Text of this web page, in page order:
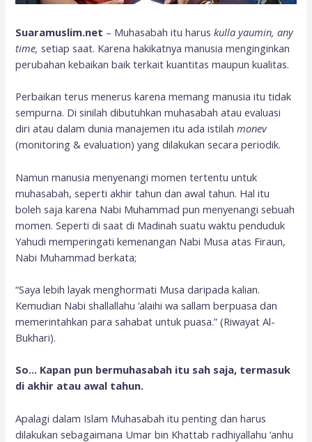
Suaramuslim.net – Muhasabah itu haruskulla yaumin, any
time, setiap saat. Karena hakikatnya manusia menginginkan
perubahan kebaikan baik terkait kuantitas maupun kualitas.
Perbaikan terus menerus karena memang manusia itu tidak
sempurna. Di sinilah dibutuhkan muhasabah atau evaluasi
diri atau dalam dunia manajemen itu ada istilahmonev
(monitoring & evaluation) yang dilakukan secara periodik.
Namun manusia menyenangi momen tertentu untuk
muhasabah, seperti akhir tahun dan awal tahun. Hal itu
boleh saja karena Nabi Muhammad pun menyenangi sebuah
momen. Seperti di saat di Madinah suatu waktu penduduk
Yahudi memperingati kemenangan Nabi Musa atas Firaun,
Nabi Muhammad berkata;
“Saya lebih layak menghormati Musa daripada kalian.
Kemudian Nabi shallallahu ‘alaihi wa sallam berpuasa dan
memerintahkan para sahabat untuk puasa.” (Riwayat Al-
Bukhari).
So… Kapan pun bermuhasabah itu sah saja, termasuk
di akhir atau awal tahun.
Apalagi dalam Islam Muhasabah itu penting dan harus
dilakukan sebagaimana Umar bin Khattab radhiyallahu ‘anhu